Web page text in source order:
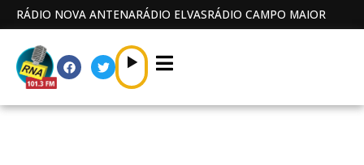
RÁDIO NOVA ANTENARÁDIO ELVASRÁDIO CAMPO MAIOR